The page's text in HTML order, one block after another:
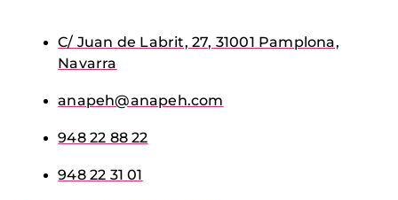
C/ Juan de Labrit, 27, 31001 Pamplona,
Navarra
anapeh@anapeh.com
948 22 88 22
948 22 31 01